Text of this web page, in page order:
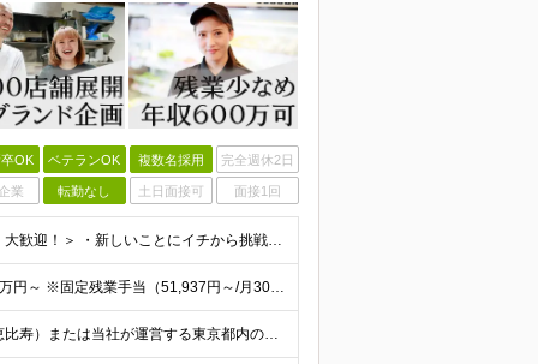
OK ベテランOK 複数名採用 完全週休2日
業 転勤なし 土日面接可 面接1回
【学歴・業界経験は不問！未経験大歓迎】 ＜こんな方、大歓迎！＞ ・新しいことにイチから挑戦し、ワクワクする熱量を味わいたい方 ・毎日同じことの繰り返しから抜け出したい方 ・新しいブランドづくりに興味
■業界経験・販売やサービス業の経験がない方 月給29.5万円～ ※固定残業手当（51,937円～/月30時間分）、固定深夜割増手当（3,463円～月10時間分） ■外食業界で店長・副店長等の経験をお
【転居を伴う転勤なし／U・Iターン支援あり】 本社（恵比寿）または当社が運営する東京都内の直営店舗での勤務 ※配属先は経験・希望・プロジェクト内容を踏まえて決定します。 ★社宅・引越支援制度あり（